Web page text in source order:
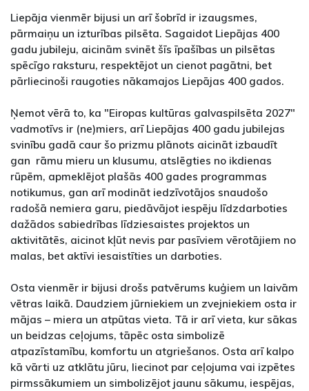
Liepāja vienmēr bijusi un arī šobrīd ir izaugsmes,
pārmaiņu un izturības pilsēta. Sagaidot Liepājas 400
gadu jubileju, aicinām svinēt šīs īpašības un pilsētas
spēcīgo raksturu, respektējot un cienot pagātni, bet
pārliecinoši raugoties nākamajos Liepājas 400 gados.
Ņemot vērā to, ka "Eiropas kultūras galvaspilsēta 2027"
vadmotīvs ir (ne)miers, arī Liepājas 400 gadu jubilejas
svinību gadā caur šo prizmu plānots aicināt izbaudīt
gan rāmu mieru un klusumu, atslēgties no ikdienas
rūpēm, apmeklējot plašās 400 gades programmas
notikumus, gan arī modināt iedzīvotājos snaudošo
radošā nemiera garu, piedāvājot iespēju līdzdarboties
dažādos sabiedrības līdziesaistes projektos un
aktivitātēs, aicinot kļūt nevis par pasīviem vērotājiem no
malas, bet aktīvi iesaistīties un darboties.
Osta vienmēr ir bijusi drošs patvērums kuģiem un laivām
vētras laikā. Daudziem jūrniekiem un zvejniekiem osta ir
mājas – miera un atpūtas vieta. Tā ir arī vieta, kur sākas
un beidzas ceļojums, tāpēc osta simbolizē
atpazīstamību, komfortu un atgriešanos. Osta arī kalpo
kā vārti uz atklātu jūru, liecinot par ceļojuma vai izpētes
pirmssākumiem un simbolizējot jaunu sākumu, iespējas,